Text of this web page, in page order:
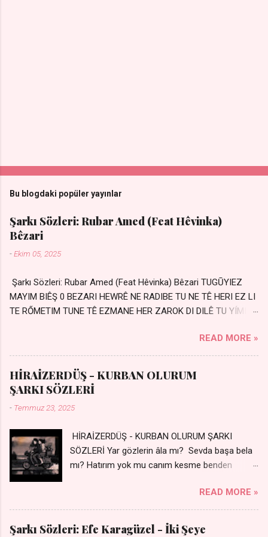
Bu blogdaki popüler yayınlar
Şarkı Sözleri: Rubar Amed (Feat Hêvinka)
Bêzari
-Ekim 05, 2025
Şarkı Sözleri: Rubar Amed (Feat Hêvinka) Bêzari TUGŪYIEZ
MAYIM BIÊŞ 0 BEZARI HEWRÊ NE RADIBE TU NE TÊ HERI EZ LI
TE RŐMETIM TUNE TÊ EZMANE HER ZAROK DI DILÊ TU YÍMIN
Silinmis yarıda. Hasretin yel gibi Eser yar içimden Bir kıza sevdalı
Yaralı adamım. Sensizlik bir hançer Geceler susmuyor Yaralı
kalbimde Bir sızı durmuyor Tu yi bihare min Ez ji payizim Li
dile şevên min Teng e nefes im Adını sayıklar Uykusuz
geceler Sensiz her sabahım Sessiz ve kederli
READ MORE »
HİRAİZERDÜŞ - KURBAN OLURUM
ŞARKI SÖZLERİ
- Temmuz 23, 2025
HİRAİZERDÜŞ - KURBAN OLURUM ŞARKI
SÖZLERİ Yar gözlerin âla mı? Sevda başa bela
mı? Hatırım yok mu canım kesme benden
dünyayı durdururum Ben sana yoldaş olurum
kurban olurum.. - Sen gülümse bi yol bulurum
Yaslanırsan dağ olurum Ben sana sevda olurum
READ MORE »
Şarkı Sözleri: Efe Karagüzel - İki Şeye